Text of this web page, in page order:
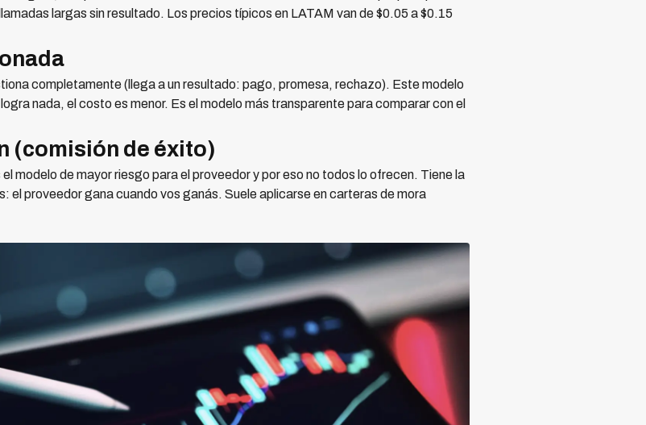
largas sin resultado. Los precios típicos en LATAM van de $0.05 a $0.15
completamente (llega a un resultado: pago, promesa, rechazo). Este modelo
nada, el costo es menor. Es el modelo más transparente para comparar con el
(comisión de éxito)
modelo de mayor riesgo para el proveedor y por eso no todos lo ofrecen. Tiene la
el proveedor gana cuando vos ganás. Suele aplicarse en carteras de mora